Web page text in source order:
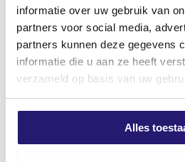
informatie over uw gebruik van
partners voor social media,
partners kunnen deze gegevens
informatie die u aan ze heeft
verzameld op basis van uw
Alles